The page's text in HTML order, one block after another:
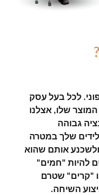
לכל בעל עסק
שלו, אצלנו
גבוהה
שלך במטרה
אותם שהוא
להיות "חמים"
"קרים" שטרם
השיחה.